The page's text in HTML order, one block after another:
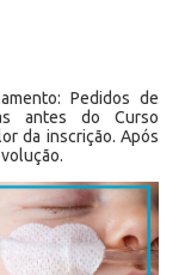
Pedidos de
antes do Curso
da inscrição. Após